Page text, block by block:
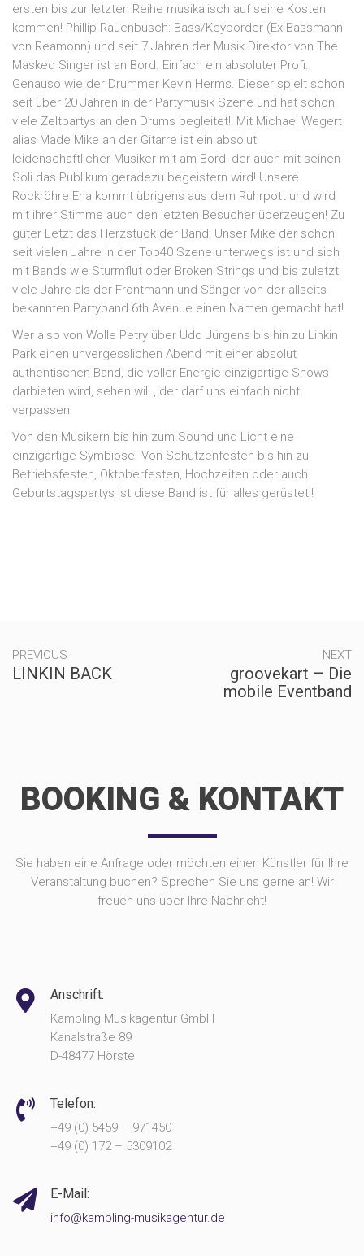
ersten bis zur letzten Reihe musikalisch auf seine Kosten
kommen! Phillip Rauenbusch: Bass/Keyborder (Ex Bassmann
von Reamonn) und seit 7 Jahren der Musik Direktor von The
Masked Singer ist an Bord. Einfach ein absoluter Profi.
Genauso wie der Drummer Kevin Herms. Dieser spielt schon
seit über 20 Jahren in der Partymusik Szene und hat schon
viele Zeltpartys an den Drums begleitet!! Mit Michael Wegert
alias Made Mike an der Gitarre ist ein absolut
leidenschaftlicher Musiker mit am Bord, der auch mit seinen
Soli das Publikum geradezu begeistern wird! Unsere
Rockröhre Ena kommt übrigens aus dem Ruhrpott und wird
mit ihrer Stimme auch den letzten Besucher überzeugen! Zu
guter Letzt das Herzstück der Band: Unser Mike der schon
seit vielen Jahre in der Top40 Szene unterwegs ist und sich
mit Bands wie Sturmflut oder Broken Strings und bis zuletzt
viele Jahre als der Frontmann und Sänger von der allseits
bekannten Partyband 6th Avenue einen Namen gemacht hat!
Wer also von Wolle Petry über Udo Jürgens bis hin zu Linkin
Park einen unvergesslichen Abend mit einer absolut
authentischen Band, die voller Energie einzigartige Shows
darbieten wird, sehen will , der darf uns einfach nicht
verpassen!
Von den Musikern bis hin zum Sound und Licht eine
einzigartige Symbiose. Von Schützenfesten bis hin zu
Betriebsfesten, Oktoberfesten, Hochzeiten oder auch
Geburtstagspartys ist diese Band ist für alles gerüstet!!
PREVIOUS
LINKIN BACK
NEXT
groovekart – Die
mobile Eventband
BOOKING & KONTAKT
Sie haben eine Anfrage oder möchten einen Künstler für Ihre
Veranstaltung buchen? Sprechen Sie uns gerne an! Wir
freuen uns über Ihre Nachricht!
Anschrift:
Kampling Musikagentur GmbH
Kanalstraße 89
D-48477 Hörstel
Telefon:
+49 (0) 5459 – 971450
+49 (0) 172 – 5309102
E-Mail:
info@kampling-musikagentur.de